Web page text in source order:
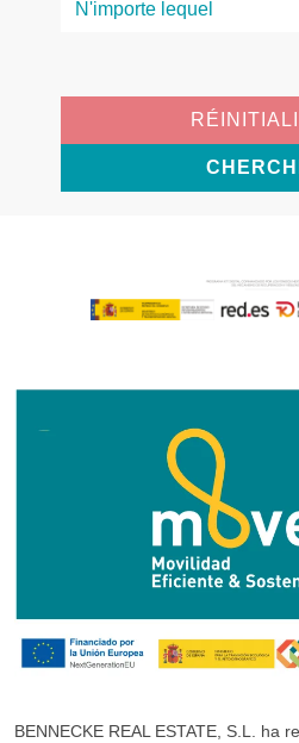
BENNECKE REAL ESTATE, S.L. ha